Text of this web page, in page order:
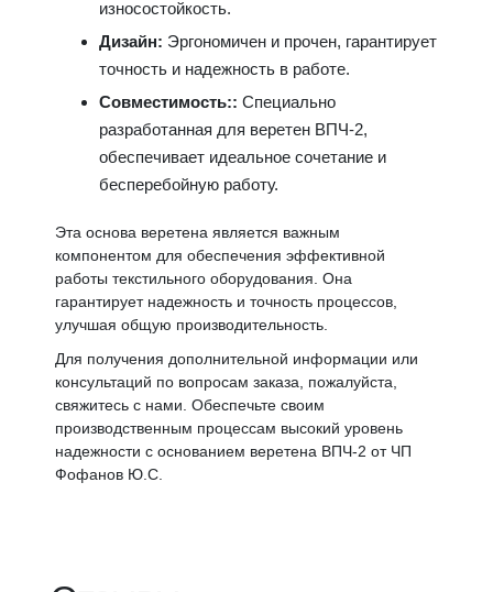
износостойкость.
Дизайн: Эргономичен и прочен, гарантирует
точность и надежность в работе.
Совместимость:: Специально
разработанная для веретен ВПЧ-2,
обеспечивает идеальное сочетание и
бесперебойную работу.
Эта основа веретена является важным
компонентом для обеспечения эффективной
работы текстильного оборудования. Она
гарантирует надежность и точность процессов,
улучшая общую производительность.
Для получения дополнительной информации или
консультаций по вопросам заказа, пожалуйста,
свяжитесь с нами. Обеспечьте своим
производственным процессам высокий уровень
надежности с основанием веретена ВПЧ-2 от ЧП
Фофанов Ю.С.